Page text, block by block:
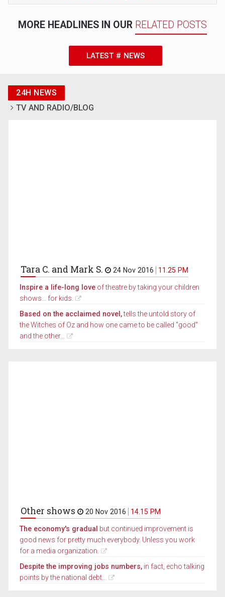
MORE HEADLINES IN OUR RELATED POSTS
LATEST # NEWS
24H NEWS
TV AND RADIO/BLOG
Tara C. and Mark S. 24 Nov 2016 11.25 PM
Inspire a life-long love of theatre by taking your children
shows... for kids.
Based on the acclaimed novel,tells the untold story of
the Witches of Oz and how one came to be called "good"
and the other...
Other shows 20 Nov 2016 14.15 PM
The economy's gradual but continued improvement is
good news for pretty much everybody. Unless you work
for a media organization.
Despite the improving jobs numbers, in fact, echo talking
points by the national debt...